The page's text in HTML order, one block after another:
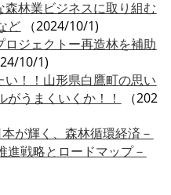
林業ビジネスに取り組む
ど （2024/10/1)
ジェクトー再造林を補助
10/1)
！！山形県白鷹町の思い
がうまくいくか！！
（202
が輝く、森林循環経済－
進戦略とロードマップ－